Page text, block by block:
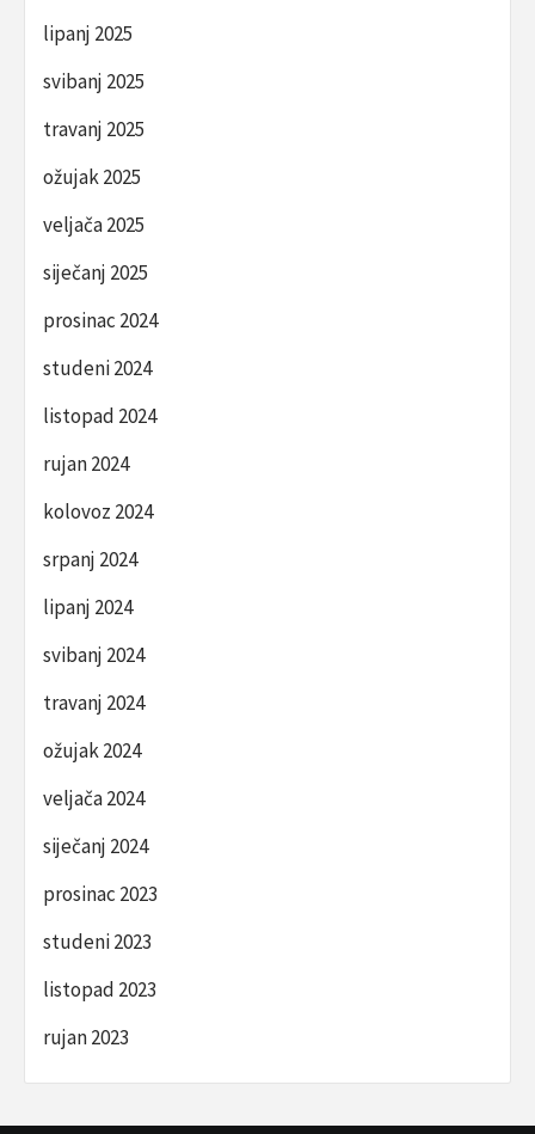
lipanj 2025
svibanj 2025
travanj 2025
ožujak 2025
veljača 2025
siječanj 2025
prosinac 2024
studeni 2024
listopad 2024
rujan 2024
kolovoz 2024
srpanj 2024
lipanj 2024
svibanj 2024
travanj 2024
ožujak 2024
veljača 2024
siječanj 2024
prosinac 2023
studeni 2023
listopad 2023
rujan 2023